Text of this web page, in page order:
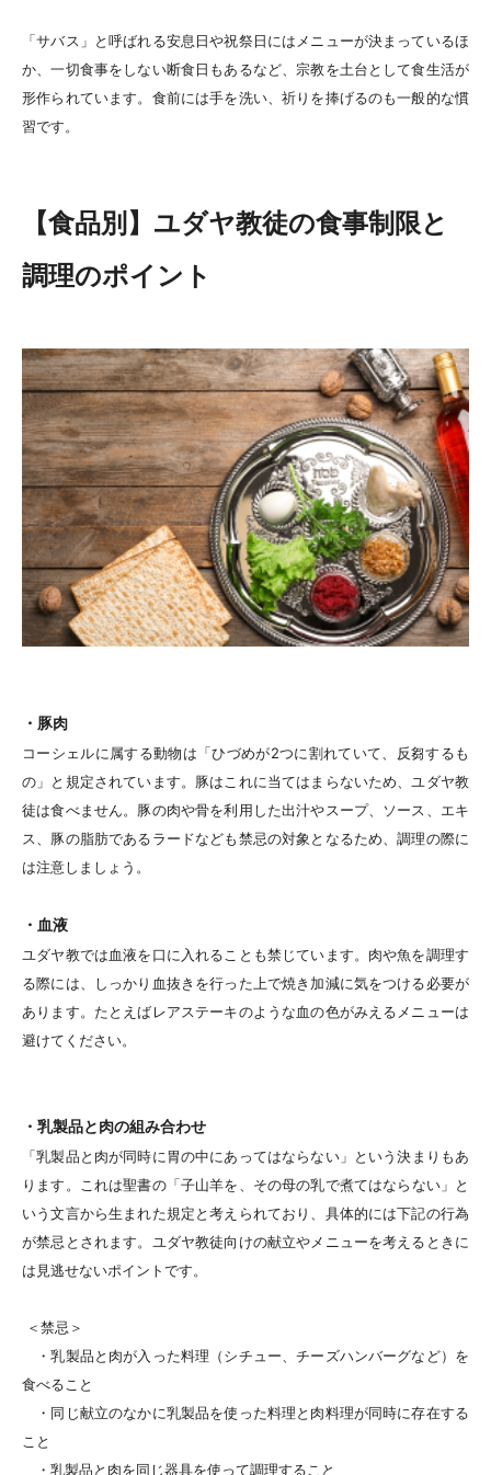
「サバス」と呼ばれる安息日や祝祭日にはメニューが決まっているほ
か、一切食事をしない断食日もあるなど、宗教を土台として食生活が
形作られています。食前には手を洗い、祈りを捧げるのも一般的な慣
習です。
【食品別】ユダヤ教徒の食事制限と
調理のポイント
・豚肉
コーシェルに属する動物は「ひづめが2つに割れていて、反芻するも
の」と規定されています。豚はこれに当てはまらないため、ユダヤ教
徒は食べません。豚の肉や骨を利用した出汁やスープ、ソース、エキ
ス、豚の脂肪であるラードなども禁忌の対象となるため、調理の際に
は注意しましょう。
・血液
ユダヤ教では血液を口に入れることも禁じています。肉や魚を調理す
る際には、しっかり血抜きを行った上で焼き加減に気をつける必要が
あります。たとえばレアステーキのような血の色がみえるメニューは
避けてください。
・乳製品と肉の組み合わせ
「乳製品と肉が同時に胃の中にあってはならない」という決まりもあ
ります。これは聖書の「子山羊を、その母の乳で煮てはならない」と
いう文言から生まれた規定と考えられており、具体的には下記の行為
が禁忌とされます。ユダヤ教徒向けの献立やメニューを考えるときに
は見逃せないポイントです。
＜禁忌＞
・乳製品と肉が入った料理（シチュー、チーズハンバーグなど）を
食べること
・同じ献立のなかに乳製品を使った料理と肉料理が同時に存在する
こと
・乳製品と肉を同じ器具を使って調理すること